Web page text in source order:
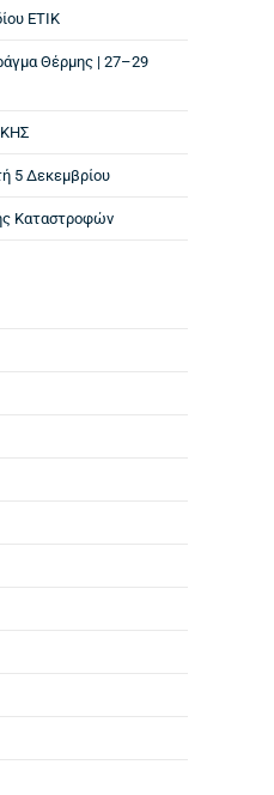
ΕΤΙΚ
Θέρμης | 27–29
5 Δεκεμβρίου
Καταστροφών